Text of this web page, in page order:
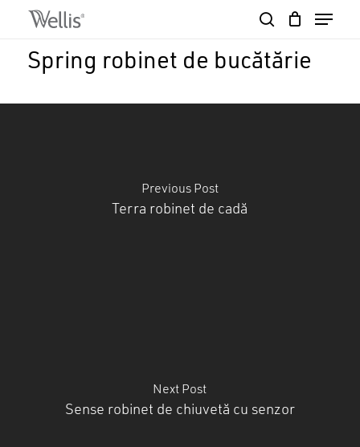
content
Menu
Spring robinet de bucătărie
Previous Post
Terra robinet de cadă
Next Post
Sense robinet de chiuvetă cu senzor